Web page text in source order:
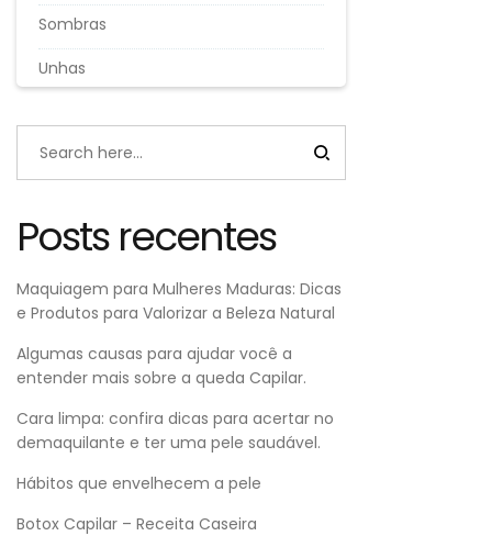
Sombras
Unhas
Posts recentes
Maquiagem para Mulheres Maduras: Dicas
e Produtos para Valorizar a Beleza Natural
Algumas causas para ajudar você a
entender mais sobre a queda Capilar.
Cara limpa: confira dicas para acertar no
demaquilante e ter uma pele saudável.
Hábitos que envelhecem a pele
Botox Capilar – Receita Caseira